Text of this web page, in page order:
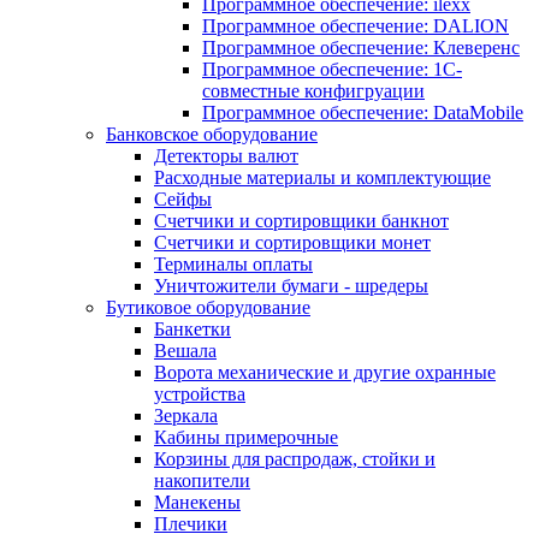
Программное обеспечение: ilexx
Программное обеспечение: DALION
Программное обеспечение: Клеверенс
Программное обеспечение: 1С-
совместные конфигруации
Программное обеспечение: DataMobile
Банковское оборудование
Детекторы валют
Расходные материалы и комплектующие
Сейфы
Счетчики и сортировщики банкнот
Счетчики и сортировщики монет
Терминалы оплаты
Уничтожители бумаги - шредеры
Бутиковое оборудование
Банкетки
Вешала
Ворота механические и другие охранные
устройства
Зеркала
Кабины примерочные
Корзины для распродаж, стойки и
накопители
Манекены
Плечики